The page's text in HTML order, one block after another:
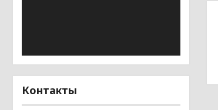
Контакты